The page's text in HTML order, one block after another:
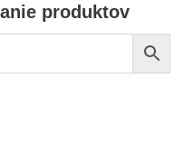
produktov